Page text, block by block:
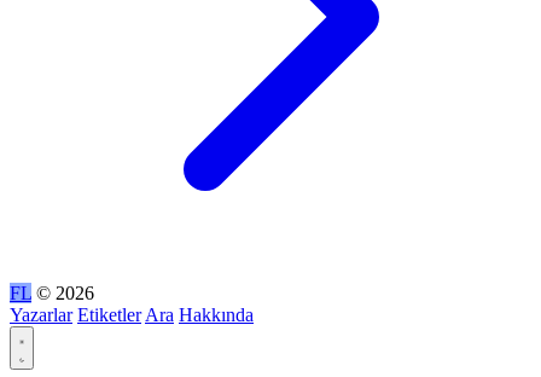
FL © 2026
Yazarlar Etiketler Ara Hakkında